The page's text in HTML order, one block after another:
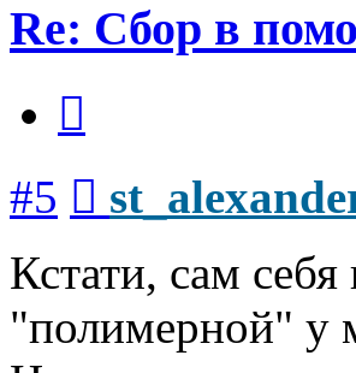
Re: Сбор в
#5
Кстати, сам
"полимерной" у